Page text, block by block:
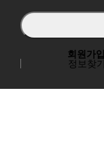
회원가입
정보찾기